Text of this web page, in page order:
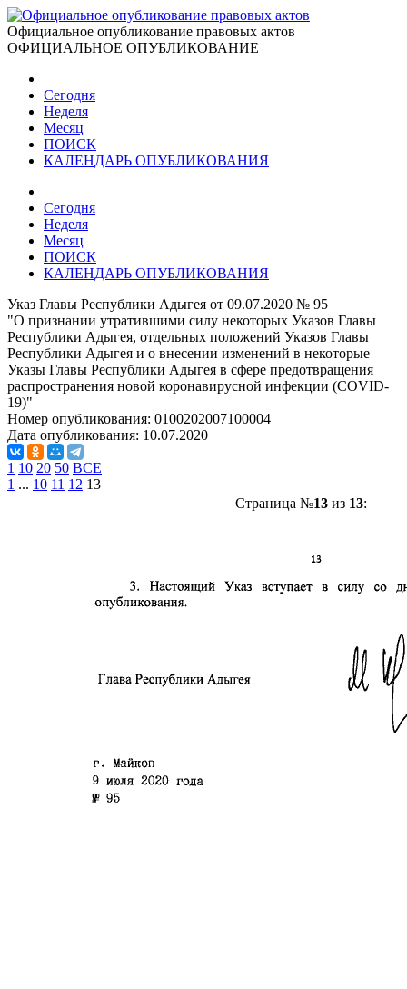
Официальное опубликование правовых актов
ОФИЦИАЛЬНОЕ ОПУБЛИКОВАНИЕ
Сегодня
Неделя
Месяц
ПОИСК
КАЛЕНДАРЬ ОПУБЛИКОВАНИЯ
Сегодня
Неделя
Месяц
ПОИСК
КАЛЕНДАРЬ ОПУБЛИКОВАНИЯ
Указ Главы Республики Адыгея от 09.07.2020 № 95
"О признании утратившими силу некоторых Указов Главы
Республики Адыгея, отдельных положений Указов Главы
Республики Адыгея и о внесении изменений в некоторые
Указы Главы Республики Адыгея в сфере предотвращения
распространения новой коронавирусной инфекции (COVID-
19)"
Номер опубликования: 0100202007100004
Дата опубликования: 10.07.2020
1 10 20 50 ВСЕ
1 ... 10 11 12 13
Страница №13из 13: